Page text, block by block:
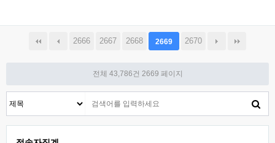
2666 2667 2668 2669 2670
전체 43,786건 2669 페이지